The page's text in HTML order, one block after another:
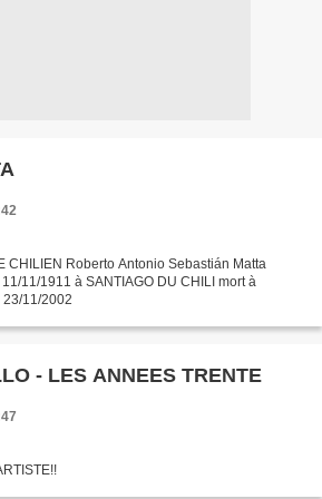
CHILIEN Roberto Antonio Sebastián Matta
11/1911 à SANTIAGO DU CHILI mort à
23/11/2002
- LES ANNEES TRENTE